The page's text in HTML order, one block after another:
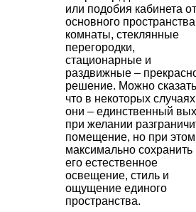
или подобия кабинета от
основного пространства
комнаты, стеклянные
перегородки,
стационарные и
раздвижные –
решение. Можно
что в некоторых случаях
они – единственный
при желании
помещение, но при этом
максимально сохранить
его естественное
освещение, стиль и
ощущение единого
пространства.